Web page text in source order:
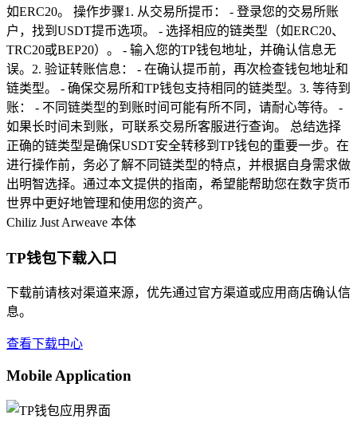
如ERC20。 操作步骤1. 从交易所提币： - 登录您的交易所账
户，找到USDT提币选项。 - 选择相应的链类型（如ERC20、
TRC20或BEP20）。 - 输入您的TP钱包地址，并确认信息无
误。2. 验证转账信息： - 在确认提币前，再次检查钱包地址和
链类型。 - 确保交易所和TP钱包支持相同的链类型。3. 等待到
账： - 不同链类型的到账时间可能有所不同，请耐心等待。 -
如果长时间未到账，可联系交易所客服进行查询。 总结选择
正确的链类型是确保USDT安全转移到TP钱包的重要一步。在
进行操作前，务必了解不同链类型的特点，并根据自身需求做
出明智选择。通过本文提供的指南，希望能帮助您在数字货币
世界中更好地管理和使用您的资产。
Chiliz Just Arweave 本体
TP钱包下载入口
下载前请核对渠道来源，优先通过官方渠道或应用商店确认信
息。
查看下载中心
Mobile Application